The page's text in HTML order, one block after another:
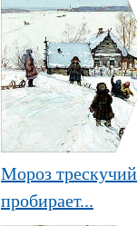
Мороз трескучий
пробирает...